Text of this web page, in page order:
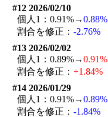
#12 2026/02/10
個人1：0.91%→0.88%
割合を修正：-2.76%
#13 2026/02/02
個人1：0.89%→0.91%
割合を修正：+1.84%
#14 2026/01/29
個人1：0.91%→0.89%
割合を修正：-1.84%